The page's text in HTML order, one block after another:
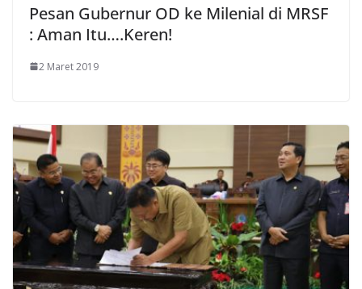
Pesan Gubernur OD ke Milenial di MRSF
: Aman Itu….Keren!
2 Maret 2019